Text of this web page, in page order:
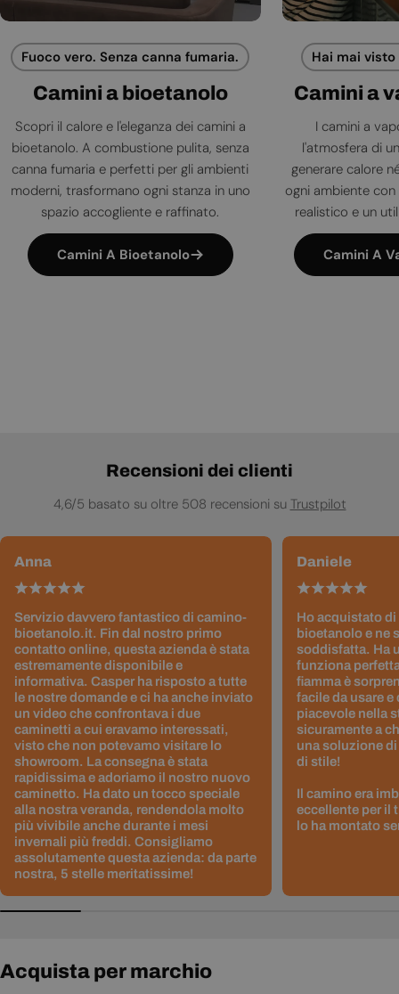
Fuoco vero. Senza canna fumaria.
Camini a bioetanolo
Scopri il calore e l'eleganza dei camini a
bioetanolo. A combustione pulita, senza
canna fumaria e perfetti per gli ambienti
moderni, trasformano ogni stanza in uno
spazio accogliente e raffinato.
Camini A Bioetanolo
Hai mai
Camini a
I camini a
l'atmosfera di
generare calore
ogni ambiente
realistico e un
Camini A
Recensioni dei clienti
4,6/5 basato su oltre 508 recensioni su Trustpilot
Anna
Servizio davvero fantastico di camino-
bioetanolo.it. Fin dal nostro primo
contatto online, questa azienda è stata
estremamente disponibile e
informativa. Casper ha risposto a tutte
le nostre domande e ci ha anche inviato
un video che confrontava i due
caminetti a cui eravamo interessati,
visto che non potevamo visitare lo
showroom. La consegna è stata
rapidissima e adoriamo il nostro nuovo
caminetto. Ha dato un tocco speciale
alla nostra veranda, rendendola molto
più vivibile anche durante i mesi
invernali più freddi. Consigliamo
assolutamente questa azienda: da parte
nostra, 5 stelle meritatissime!
Daniele
Ho acquistato di
bioetanolo e ne
soddisfatta. Ha
funziona
fiamma è
facile da usare e
piacevole nella
sicuramente a
una soluzione
di stile!
Il camino era
eccellente per il
lo ha montato
Acquista per marchio